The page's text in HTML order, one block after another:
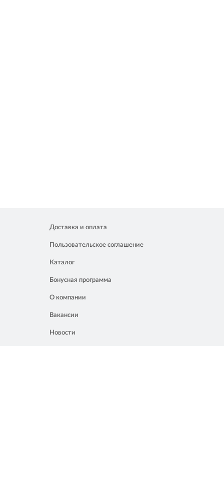
Доставка и оплата
Пользовательское соглашение
Каталог
Бонусная программа
О компании
Вакансии
Новости